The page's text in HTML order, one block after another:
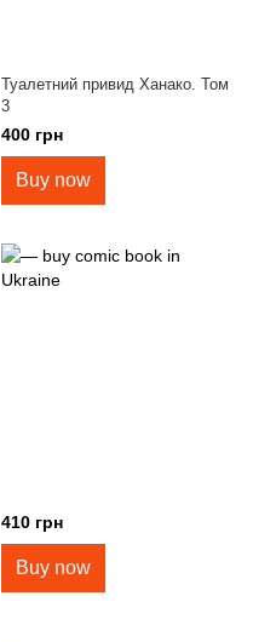
Туалетний привид Ханако. Том
3
400 грн
Buy now
410 грн
Buy now